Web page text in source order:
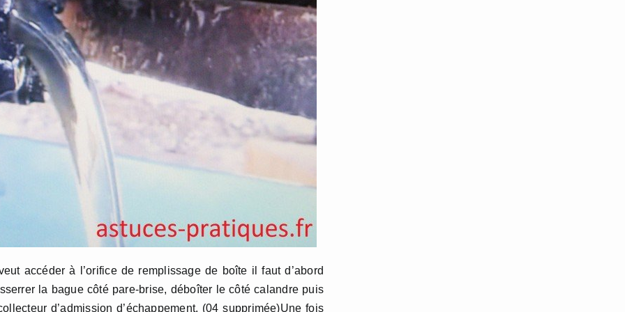
accéder à l’orifice de remplissage de boîte il faut d’abord
la bague côté pare-brise, déboîter le côté calandre puis
d’admission d’échappement. (04 supprimée)Une fois